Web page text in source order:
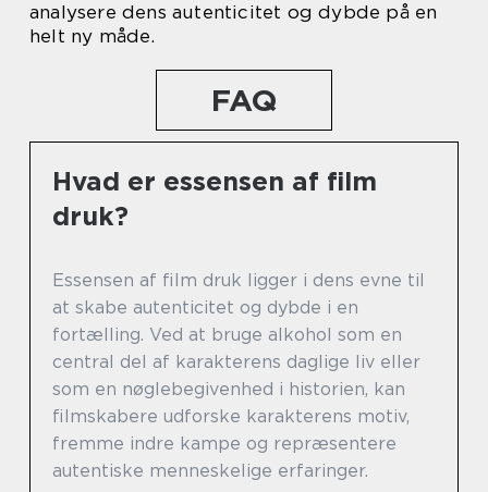
analysere dens autenticitet og dybde på en
helt ny måde.
FAQ
Hvad er essensen af film
druk?
Essensen af film druk ligger i dens evne til
at skabe autenticitet og dybde i en
fortælling. Ved at bruge alkohol som en
central del af karakterens daglige liv eller
som en nøglebegivenhed i historien, kan
filmskabere udforske karakterens motiv,
fremme indre kampe og repræsentere
autentiske menneskelige erfaringer.